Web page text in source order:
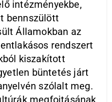
intézményekbe,
bennszülött
Államokban az
rendszert
kiszakított
büntetés járt
szólalt meg.
megfojtásának